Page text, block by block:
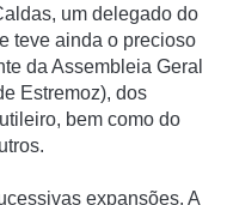
um delegado do
teve ainda o precioso
da Assembleia Geral
Estremoz), dos
bem como do
expansões. A